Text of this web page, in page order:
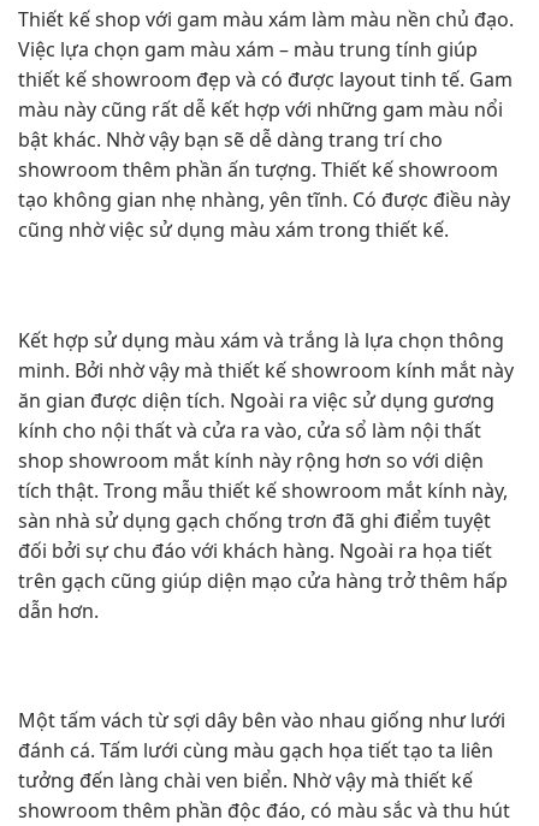
Thiết kế shop với gam màu xám làm màu nền chủ đạo.
Việc lựa chọn gam màu xám – màu trung tính giúp
thiết kế showroom đẹp và có được layout tinh tế. Gam
màu này cũng rất dễ kết hợp với những gam màu nổi
bật khác. Nhờ vậy bạn sẽ dễ dàng trang trí cho
showroom thêm phần ấn tượng. Thiết kế showroom
tạo không gian nhẹ nhàng, yên tĩnh. Có được điều này
cũng nhờ việc sử dụng màu xám trong thiết kế.
Kết hợp sử dụng màu xám và trắng là lựa chọn thông
minh. Bởi nhờ vậy mà thiết kế showroom kính mắt này
ăn gian được diện tích. Ngoài ra việc sử dụng gương
kính cho nội thất và cửa ra vào, cửa sổ làm nội thất
shop showroom mắt kính này rộng hơn so với diện
tích thật. Trong mẫu thiết kế showroom mắt kính này,
sàn nhà sử dụng gạch chống trơn đã ghi điểm tuyệt
đối bởi sự chu đáo với khách hàng. Ngoài ra họa tiết
trên gạch cũng giúp diện mạo cửa hàng trở thêm hấp
dẫn hơn.
Một tấm vách từ sợi dây bên vào nhau giống như lưới
đánh cá. Tấm lưới cùng màu gạch họa tiết tạo ta liên
tưởng đến làng chài ven biển. Nhờ vậy mà thiết kế
showroom thêm phần độc đáo, có màu sắc và thu hút